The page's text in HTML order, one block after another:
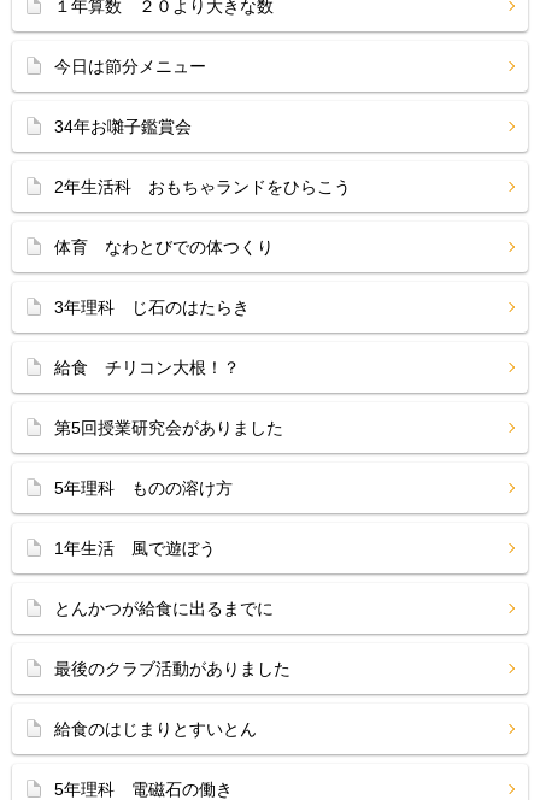
１年算数 ２０より大きな数
今日は節分メニュー
34年お囃子鑑賞会
2年生活科 おもちゃランドをひらこう
体育 なわとびでの体つくり
3年理科 じ石のはたらき
給食 チリコン大根！？
第5回授業研究会がありました
5年理科 ものの溶け方
1年生活 風で遊ぼう
とんかつが給食に出るまでに
最後のクラブ活動がありました
給食のはじまりとすいとん
5年理科 電磁石の働き